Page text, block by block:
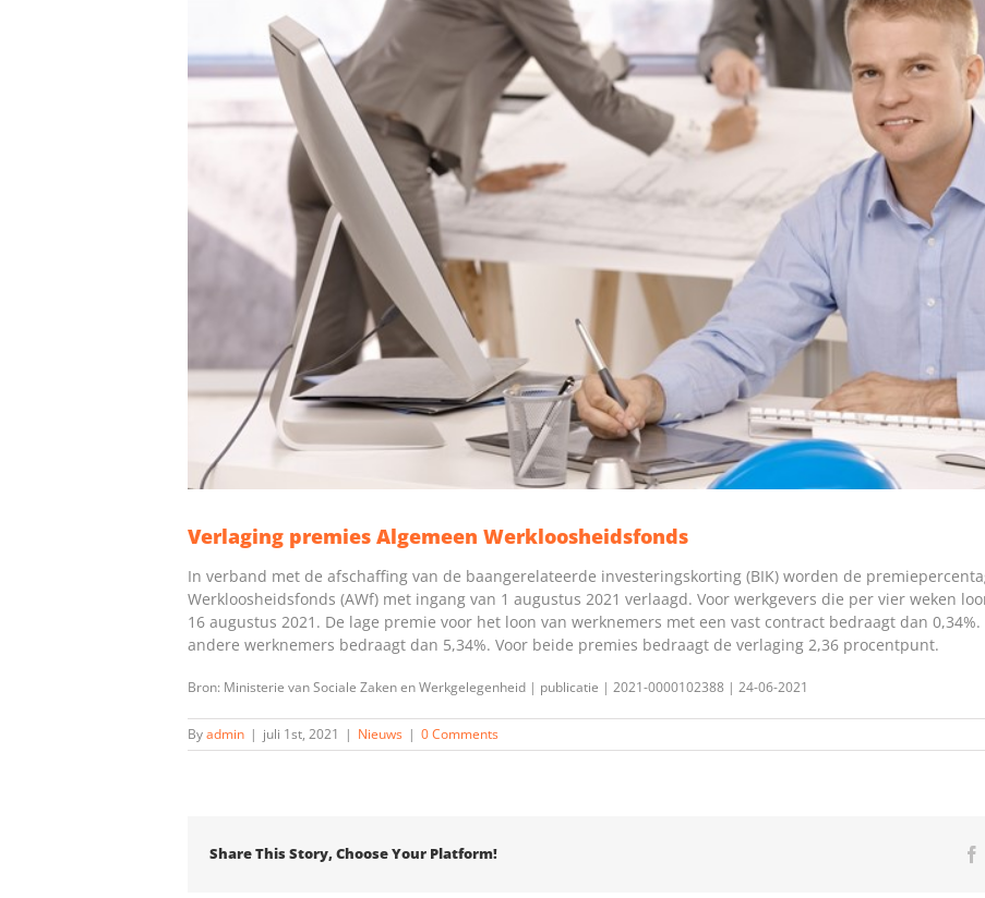
Verlaging premies Algemeen Werkloosheidsfonds
In verband met de afschaffing van de baangerelateerde investeringskorting (BIK) worden de
Werkloosheidsfonds (AWf) met ingang van 1 augustus 2021 verlaagd. Voor werkgevers die per vier weken
16 augustus 2021. De lage premie voor het loon van werknemers met een vast contract bedraagt dan
andere werknemers bedraagt dan 5,34%. Voor beide premies bedraagt de verlaging 2,36 procentpunt.
Bron: Ministerie van Sociale Zaken en Werkgelegenheid | publicatie | 2021-0000102388 | 24-06-2021
Byadmin | juli 1st, 2021 | Nieuws | 0 Comments
Share This Story, Choose Your Platform!